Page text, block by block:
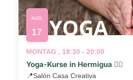
AUG.
17
MONTAG , 18:30 - 20:00
Yoga-Kurse in Hermigua 🧘‍♂️
📍Salón Casa Creativa